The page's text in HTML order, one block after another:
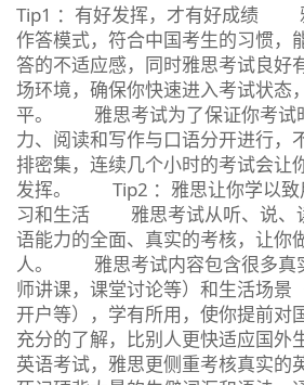
Tip1 ：有好发挥，才有好成绩
作答模式，符合中国考生的习惯，
答的不适应感，同时雅思考试良好
场环境，确保你快速进入考试状态
平。 雅思考试为了保证你考试
力、阅读和写作与口语分开进行，
排密集，连续几个小时的考试会让
发挥。 Tip2 ：雅思让你学以致
习和生活 雅思考试从听、说、
语能力的全面、真实的考核，让你
人。 雅思考试内容包含很多真
师讲课，课堂讨论等）和生活场景
开户等），学有所用，使你提前对
充分的了解，比别人更快适应
英语考试，雅思更侧重考核真实的